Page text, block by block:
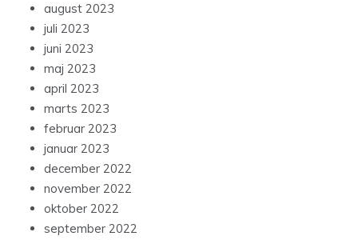
august 2023
juli 2023
juni 2023
maj 2023
april 2023
marts 2023
februar 2023
januar 2023
december 2022
november 2022
oktober 2022
september 2022